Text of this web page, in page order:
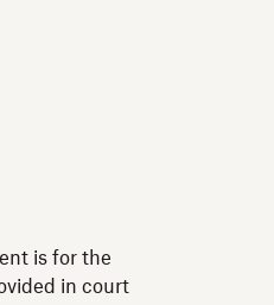
is for the
in court